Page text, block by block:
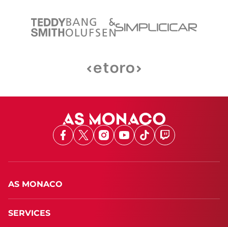
Facebook
X Instagram
Youtube
TikTokTwitch
AS MONACO
SERVICES